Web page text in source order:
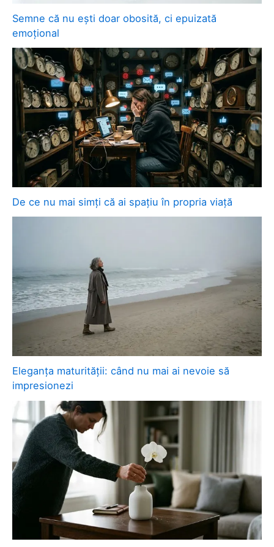
Semne că nu ești doar obosită, ci epuizată
emoțional
De ce nu mai simți că ai spațiu în propria viață
Eleganța maturității: când nu mai ai nevoie să
impresionezi